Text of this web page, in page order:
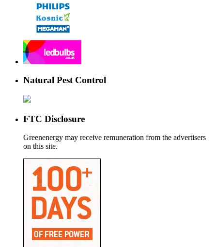
Natural Pest Control
FTC Disclosure
Greenenergy may receive remuneration from the advertisers
on this site.